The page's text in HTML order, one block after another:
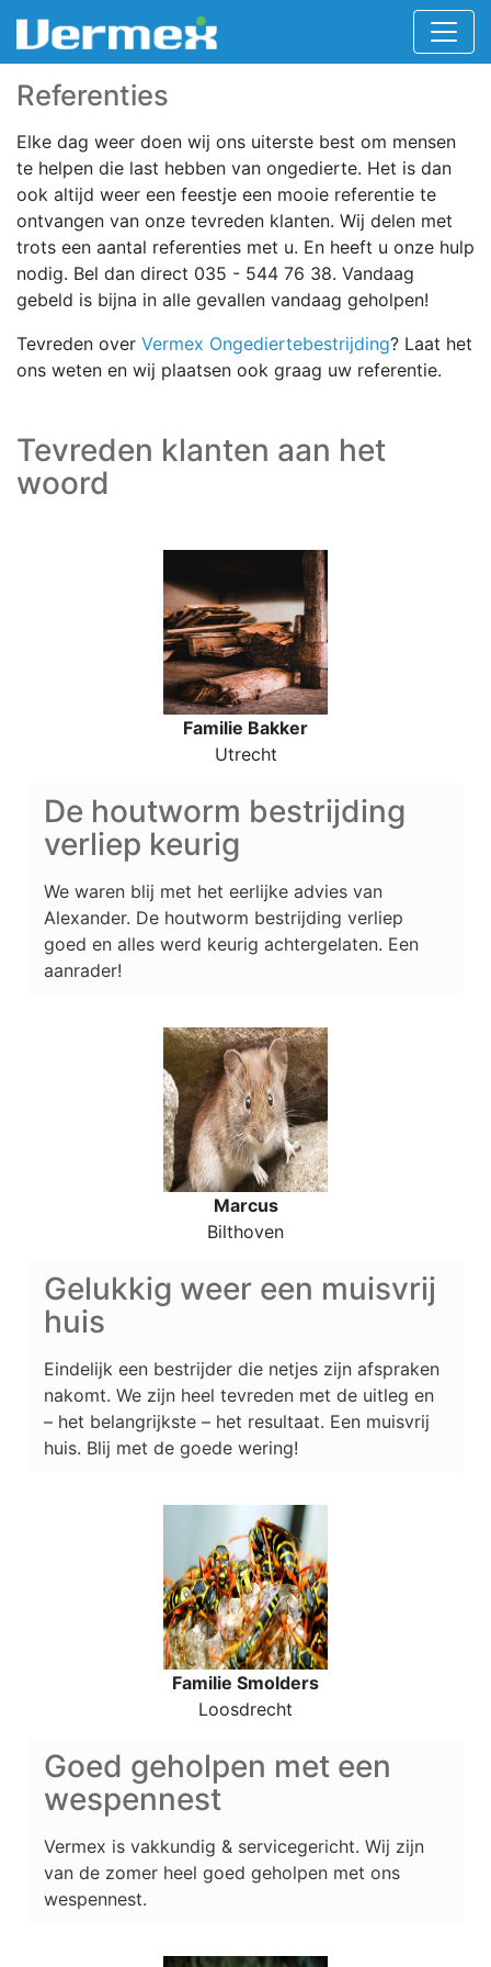
Referenties
Elke dag weer doen wij ons uiterste best om mensen
te helpen die last hebben van ongedierte. Het is dan
ook altijd weer een feestje een mooie referentie te
ontvangen van onze tevreden klanten. Wij delen met
trots een aantal referenties met u. En heeft u onze hulp
nodig. Bel dan direct 035 - 544 76 38. Vandaag
gebeld is bijna in alle gevallen vandaag geholpen!
Tevreden over Vermex Ongediertebestrijding? Laat het
ons weten en wij plaatsen ook graag uw referentie.
Tevreden klanten aan het
woord
Familie Bakker
Utrecht
De houtworm bestrijding
verliep keurig
We waren blij met het eerlijke advies van
Alexander. De houtworm bestrijding verliep
goed en alles werd keurig achtergelaten. Een
aanrader!
Marcus
Bilthoven
Gelukkig weer een muisvrij
huis
Eindelijk een bestrijder die netjes zijn afspraken
nakomt. We zijn heel tevreden met de uitleg en
– het belangrijkste – het resultaat. Een muisvrij
huis. Blij met de goede wering!
Familie Smolders
Loosdrecht
Goed geholpen met een
wespennest
Vermex is vakkundig & servicegericht. Wij zijn
van de zomer heel goed geholpen met ons
wespennest.